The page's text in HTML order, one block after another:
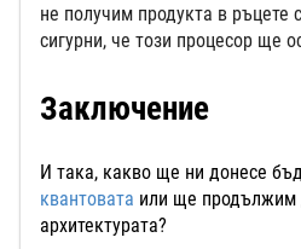
не получим продукта в
сигурни, че този процесор ще
Заключение
И така, какво ще ни донесе
квантовата или ще продължим
архитектурата?